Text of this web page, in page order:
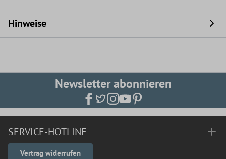
Hinweise
Newsletter abonnieren
SERVICE-HOTLINE
Vertrag widerrufen